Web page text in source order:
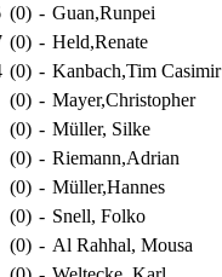
(0) - Guan,Runpei
(0) - Held,Renate
(0) - Kanbach,Tim Casimir
(0) - Mayer,Christopher
(0) - Müller, Silke
(0) - Riemann,Adrian
(0) - Müller,Hannes
(0) - Snell, Folko
(0) - Al Rahhal, Mousa